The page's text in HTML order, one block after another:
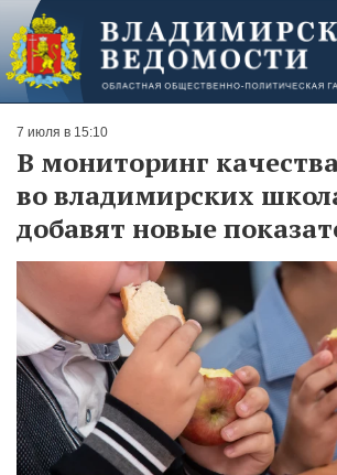
7 июля в 15:10
В мониторинг
во владимирских
добавят новые